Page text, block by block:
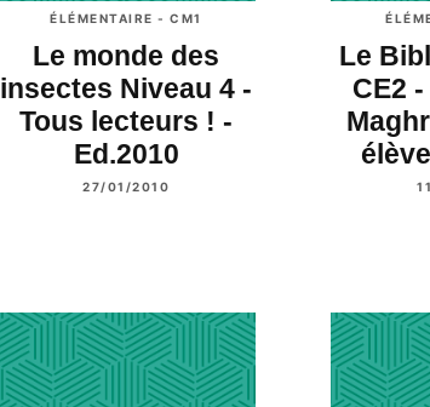
ÉLÉMENTAIRE - CM1
Le monde des
insectes Niveau 4 -
Tous lecteurs ! -
Ed.2010
27/01/2010
Le
CE2